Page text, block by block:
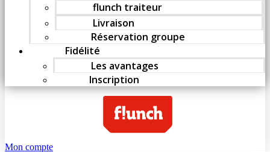
flunch traiteur
Livraison
Réservation groupe
Fidélité
Les avantages
Inscription
Mon compte